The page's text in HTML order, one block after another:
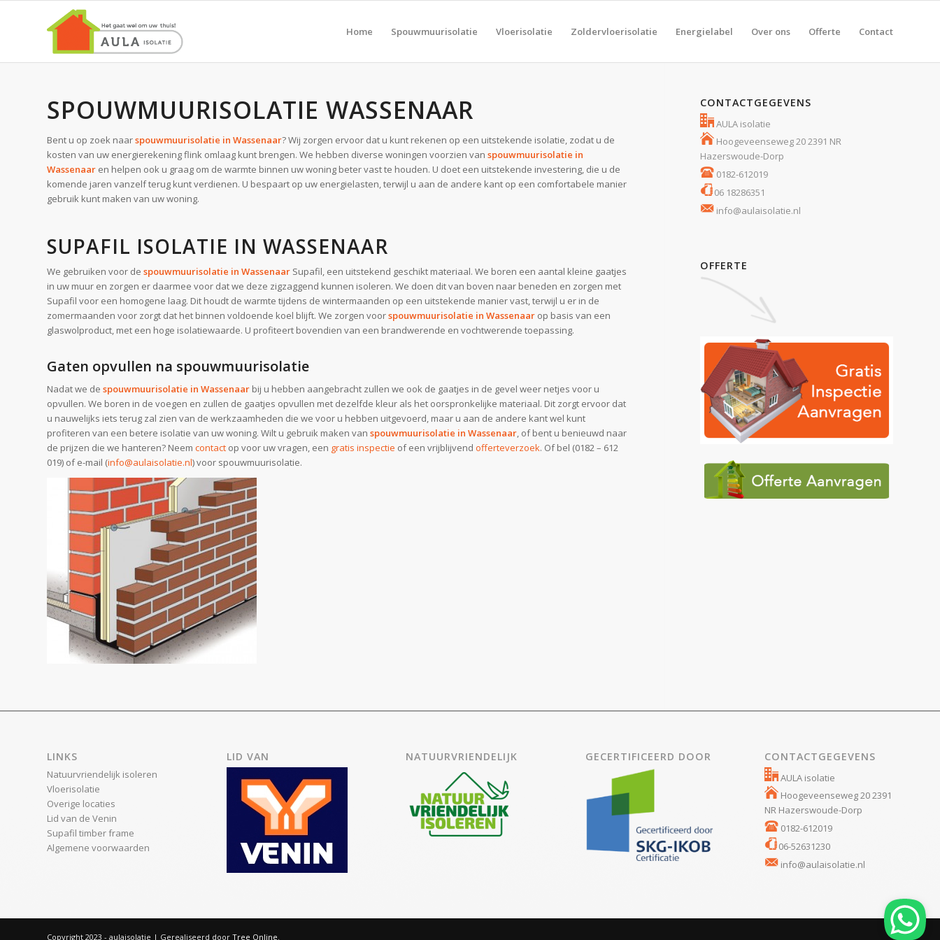
Home Spouwmuurisolatie Vloerisolatie Zoldervloerisolatie Energielabel Over ons Offerte Contact
SPOUWMUURISOLATIE WASSENAAR
Bent u op zoek naarspouwmuurisolatie in Wassenaar? Wij zorgen ervoor dat u kunt rekenen op een uitstekende isolatie, zodat u de
kosten van uw energierekening flink omlaag kunt brengen. We hebben diverse woningen voorzien van spouwmuurisolatie in
Wassenaar en helpen ook u graag om de warmte binnen uw woning beter vast te houden. U doet een uitstekende investering, die u de
komende jaren vanzelf terug kunt verdienen. U bespaart op uw energielasten, terwijl u aan de andere kant op een comfortabele manier
gebruik kunt maken van uw woning.
SUPAFIL ISOLATIE IN WASSENAAR
We gebruiken voor de spouwmuurisolatie in Wassenaar Supafil, een uitstekend geschikt materiaal. We boren een aantal kleine gaatjes
in uw muur en zorgen er daarmee voor dat we deze zigzaggend kunnen isoleren. We doen dit van boven naar beneden en zorgen met
Supafil voor een homogene laag. Dit houdt de warmte tijdens de wintermaanden op een uitstekende manier vast, terwijl u er in de
zomermaanden voor zorgt dat het binnen voldoende koel blijft. We zorgen voorspouwmuurisolatie in Wassenaar op basis van een
glaswolproduct, met een hoge isolatiewaarde. U profiteert bovendien van een brandwerende en vochtwerende toepassing.
Gaten opvullen na spouwmuurisolatie
Nadat we de spouwmuurisolatie in Wassenaar bij u hebben aangebracht zullen we ook de gaatjes in de gevel weer netjes voor u
opvullen. We boren in de voegen en zullen de gaatjes opvullen met dezelfde kleur als het oorspronkelijke materiaal. Dit zorgt ervoor dat
u nauwelijks iets terug zal zien van de werkzaamheden die we voor u hebben uitgevoerd, maar u aan de andere kant wel kunt
profiteren van een betere isolatie van uw woning. Wilt u gebruik maken van spouwmuurisolatie in Wassenaar, of bent u benieuwd naar
de prijzen die we hanteren? Neem contact op voor uw vragen, een gratis inspectie of een vrijblijvend offerteverzoek. Of bel (0182 – 612
019) of e-mail (info@aulaisolatie.nl) voor spouwmuurisolatie.
CONTACTGEGEVENS
AULA isolatie
Hoogeveenseweg 20 2391 NR
Hazerswoude-Dorp
0182-612019
06 18286351
info@aulaisolatie.nl
OFFERTE
LINKS
Natuurvriendelijk isoleren
Vloerisolatie
Overige locaties
Lid van de Venin
Supafil timber frame
Algemene voorwaarden
LID VAN NATUURVRIENDELIJK GECERTIFICEERD DOOR CONTACTGEGEVENS
AULA isolatie
Hoogeveenseweg 20 2391
NR Hazerswoude-Dorp
0182-612019
06-52631230
info@aulaisolatie.nl
Copyright 2023 - aulaisolatie | Gerealiseerd door Tree Online.